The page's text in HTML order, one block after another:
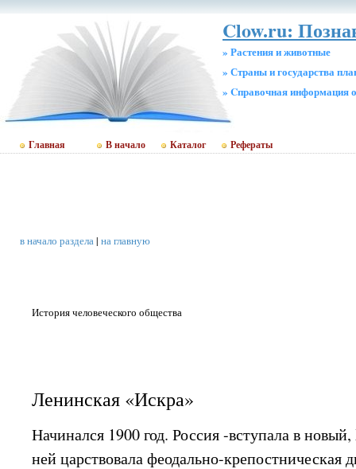
Clow.ru:
» Растения и животные
» Страны и государства
» Cправочная информация
Главная В начало Каталог Рефераты
в начало раздела| на главную
История человеческого общества
Ленинская «Искра»
Начинался 1900 год. Россия -вступала в
ней царствовала феодально-крепостническая